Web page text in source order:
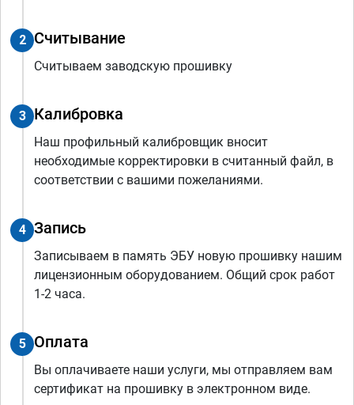
2 Считывание
Считываем заводскую прошивку
3 Калибровка
Наш профильный калибровщик вносит
необходимые корректировки в считанный файл, в
соответствии с вашими пожеланиями.
4 Запись
Записываем в память ЭБУ новую прошивку нашим
лицензионным оборудованием. Общий срок работ
1-2 часа.
5 Оплата
Вы оплачиваете наши услуги, мы отправляем вам
сертификат на прошивку в электронном виде.